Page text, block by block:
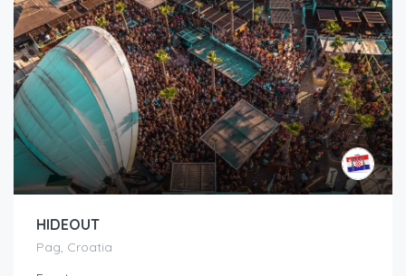
HIDEOUT
Pag, Croatia